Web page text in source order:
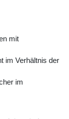
mit
im Verhältnis der
im